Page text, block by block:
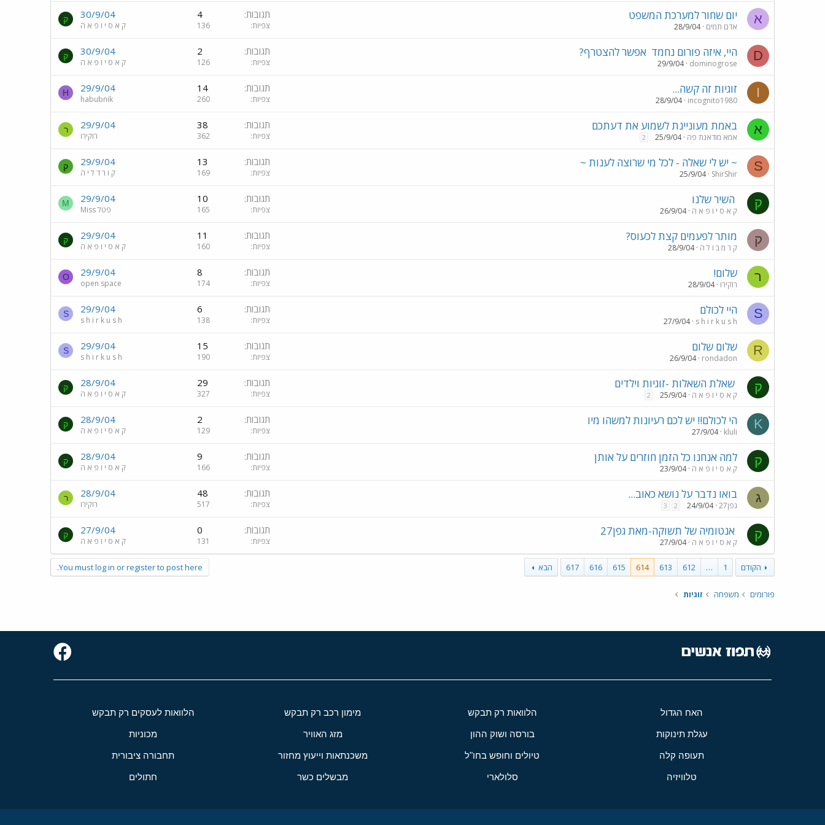
א יום שחור למערכת המשפט
אדם תמים 28/9/04
תגובות 4
צפיות 136
30/9/04
ק א ס י ו פ א ה
ק
D היי, איזה פורום נחמד אפשר להצטרף?
dominogrose
29/9/04
תגובות 2
צפיות 126
30/9/04
ק א ס י ו פ א ה
ק
I זוגיות זה קשה...
incognito1980
28/9/04
תגובות 14
צפיות 260
29/9/04
habubnik
H
א באמת מעוניינת לשמוע את דעתכם
אמא מודאגת פה 25/9/04
2
תגובות 38
צפיות 362
29/9/04
רוקירו
ר
S ~ יש לי שאלה - לכל מי שרוצה לענות ~
ShirShir
25/9/04
תגובות 13
צפיות 169
29/9/04
ק ו ר ד ל י ה
ק
ק השיר שלנו
ק א ס י ו פ א ה 26/9/04
תגובות 10
צפיות 165
29/9/04
Miss פטל
M
ק מותר לפעמים קצת לכעוס?
ק ר מ ב ו ל ה 28/9/04
תגובות 11
צפיות 160
29/9/04
ק א ס י ו פ א ה
ק
ר שלום!
רוקירו 28/9/04
תגובות 8
צפיות 174
29/9/04
open space
O
S היי לכולם
s h i r k u s h
27/9/04
תגובות 6
צפיות 138
29/9/04
s h i r k u s h
S
R שלום שלום
rondadon
26/9/04
תגובות 15
צפיות 190
29/9/04
s h i r k u s h
S
ק שאלת השאלות -זוגיות וילדים
ק א ס י ו פ א ה 25/9/04
2
תגובות 29
צפיות 327
28/9/04
ק א ס י ו פ א ה
ק
K הי לכולם!! יש לכם רעיונות למשהו מיו
kluli
27/9/04
תגובות 2
צפיות 129
28/9/04
ק א ס י ו פ א ה
ק
ק למה אנחנו כל הזמן חוזרים על אותן
ק א ס י ו פ א ה 23/9/04
תגובות 9
צפיות 166
28/9/04
ק א ס י ו פ א ה
ק
ג בואו נדבר על נושא כאוב...
גפן27 24/9/04
2
3
תגובות 48
צפיות 517
28/9/04
רוקירו
ר
ק אנטומיה של תשוקה-מאת גפן27
ק א ס י ו פ א ה 27/9/04
תגובות 0
צפיות 131
27/9/04
ק א ס י ו פ א ה
ק
הקודם 1
…
612
613
614
615
616
617 הבא You must log in or register to post here.
פורומים משפחה זוגיות
האח הגדול הלוואות רק תבקש מימון רכב רק תבקש הלוואות לעסקים רק תבקש
עגלת תינוקות בורסה ושוק ההון מזג האוויר מכוניות
תעופה קלה טיולים וחופש בחו"ל משכנתאות וייעוץ מחזור תחבורה ציבורית
טלוויזיה סלולארי מבשלים כשר חתולים